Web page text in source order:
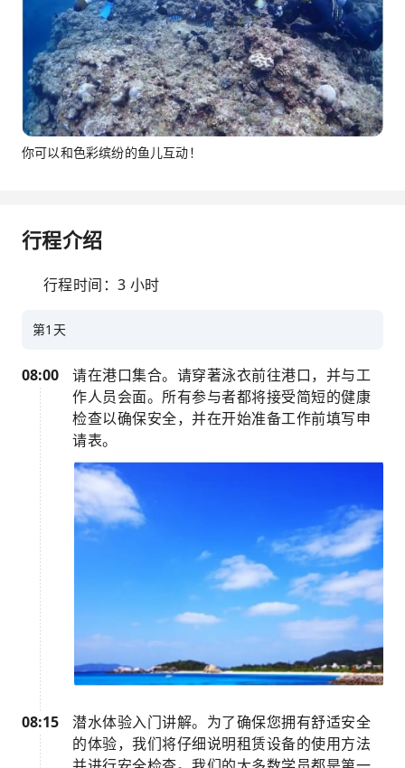
你可以和色彩缤纷的鱼儿互动！
行程介绍
行程时间：3 小时
第1天
08:00
请在港口集合。请穿著泳衣前往港口，并与工
作人员会面。所有参与者都将接受简短的健康
检查以确保安全，并在开始准备工作前填写申
请表。
08:15
潜水体验入门讲解。为了确保您拥有舒适安全
的体验，我们将仔细说明租赁设备的使用方法